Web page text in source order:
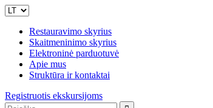
Restauravimo skyrius
Skaitmeninimo skyrius
Elektroninė parduotuvė
Apie mus
Struktūra ir kontaktai
Registruotis ekskursijoms